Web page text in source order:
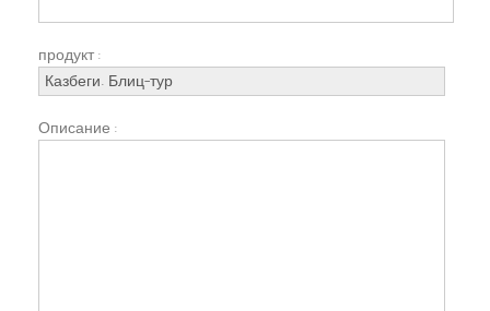
продукт :
Описание :